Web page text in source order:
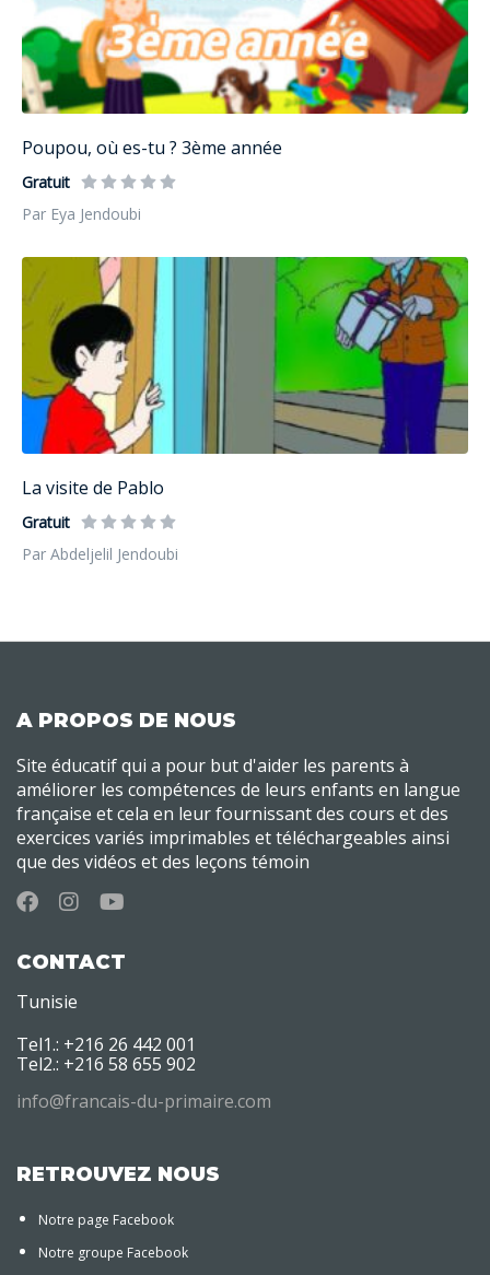
Poupou, où es-tu ? 3ème année
Gratuit
Par Eya Jendoubi
La visite de Pablo
Gratuit
Par Abdeljelil Jendoubi
A PROPOS DE NOUS
Site éducatif qui a pour but d'aider les parents à
améliorer les compétences de leurs enfants en langue
française et cela en leur fournissant des cours et des
exercices variés imprimables et téléchargeables ainsi
que des vidéos et des leçons témoin
CONTACT
Tunisie
Tel1.: +216 26 442 001
Tel2.: +216 58 655 902
info@francais-du-primaire.com
RETROUVEZ NOUS
Notre page Facebook
Notre groupe Facebook